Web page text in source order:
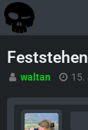
waltan 15.